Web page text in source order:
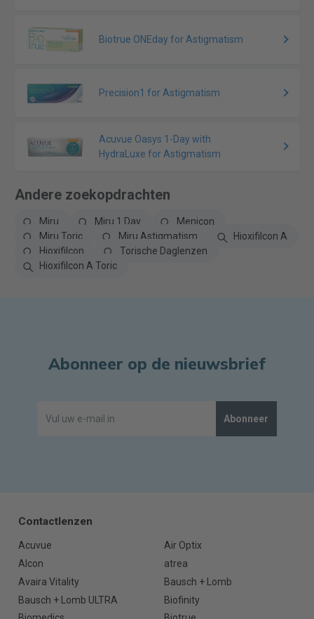
Biotrue ONEday for Astigmatism
Precision1 for Astigmatism
Acuvue Oasys 1-Day with
HydraLuxe for Astigmatism
Andere zoekopdrachten
Miru Miru 1 Day
Menicon
Miru Toric
Miru Astigmatism
Hioxifilcon A
Hioxifilcon
Torische Daglenzen
Hioxifilcon A Toric
Abonneer op de nieuwsbrief
Abonneer
Contactlenzen
Acuvue
Air Optix
Alcon
atrea
Avaira Vitality
Bausch + Lomb
Bausch + Lomb ULTRA
Biofinity